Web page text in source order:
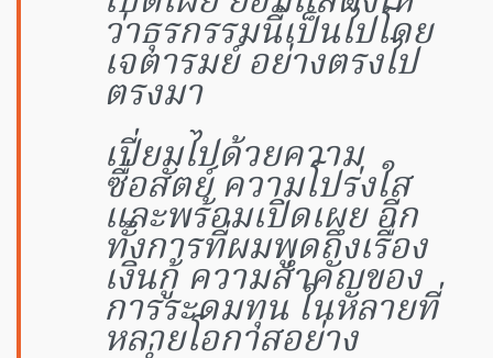
ว่าธุรกรรมนี้เป็นไปโดย
เจตารมย์ อย่างตรงไป
ตรงมา
เปี่ยมไปด้วยความ
ซื่อสัตย์ ความโปร่งใส
และพร้อมเปิดเผย อีก
ทั้งการที่ผมพูดถึงเรื่อง
เงินกู้ ความสำคัญของ
การระดมทุน ในหลายที่
หลายโอกาสอย่าง